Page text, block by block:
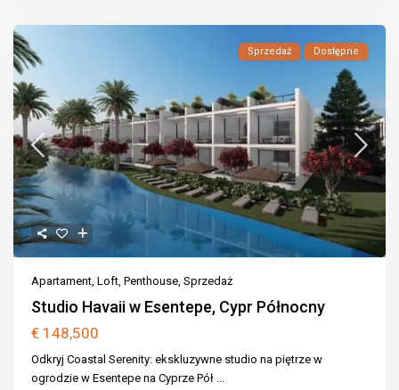
Sprzedaż Dostępne
Apartament,Loft,Penthouse,Sprzedaż
Studio Havaii w Esentepe, Cypr Północny
€ 148,500
Odkryj Coastal Serenity: ekskluzywne studio na piętrze w
ogrodzie w Esentepe na Cyprze Pół ...